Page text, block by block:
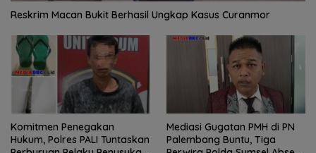
Reskrim Macan Bukit Berhasil Ungkap Kasus Curanmor
Komitmen Penegakan
Hukum, Polres PALI Tuntaskan
Mediasi Gugatan PMH di PN
Palembang Buntu, Tiga